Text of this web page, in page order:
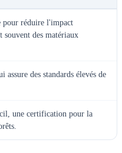
pour réduire l'impact
des matériaux
des standards élevés de
une certification pour la